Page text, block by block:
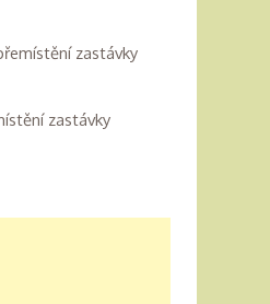
zastávky
zastávky